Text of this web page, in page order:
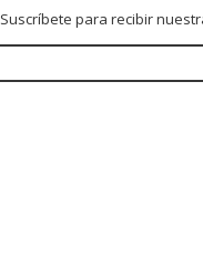
Suscríbete para recibir